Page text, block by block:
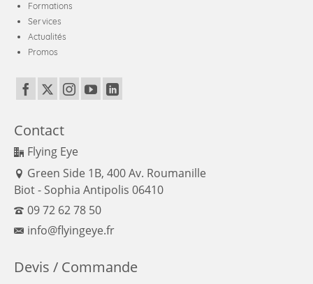
Formations
Services
Actualités
Promos
Contact
Flying Eye
Green Side 1B, 400 Av. Roumanille
Biot - Sophia Antipolis 06410
09 72 62 78 50
info@flyingeye.fr
Devis / Commande